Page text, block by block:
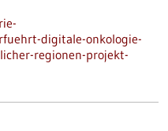
digitale-onkologie-
regionen-projekt-